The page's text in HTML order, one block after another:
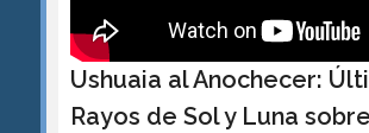
Ushuaia al Anochecer:
Rayos de Sol y Luna